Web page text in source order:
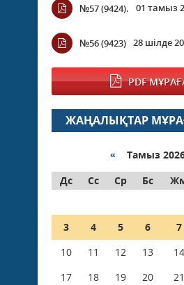
№57 (9424). 01 тамыз
№56 (9423) 28 шілде
PDF
ЖАҢАЛЫҚТАР
« Тамыз
Дс
Сс Ср Бс
3
4 5 6 7
10
11 12 13 14
17
18 19 20 21